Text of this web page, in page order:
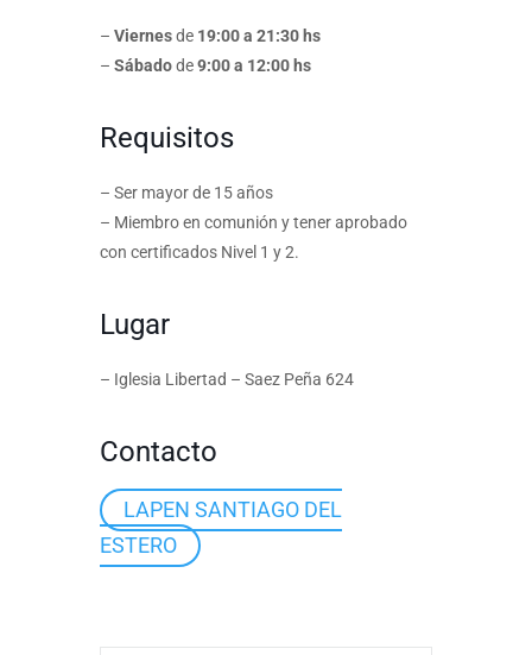
– Viernesde 19:00 a 21:30 hs
– Sábadode9:00 a 12:00 hs
Requisitos
– Ser mayor de 15 años
– Miembro en comunión y tener aprobado
con certificados Nivel 1 y 2.
Lugar
– Iglesia Libertad – Saez Peña 624
Contacto
LAPEN SANTIAGO DEL
ESTERO